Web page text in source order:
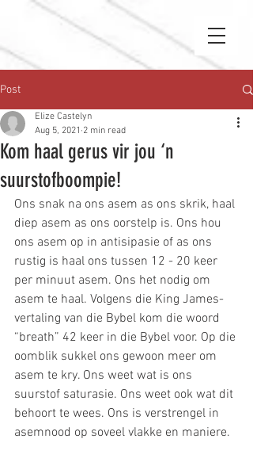
Post
Kom haal gerus vir jou ‘n
suurstofboompie!
Elize Castelyn
Aug 5, 2021 2 min read
Ons snak na ons asem as ons skrik, haal
diep asem as ons oorstelp is. Ons hou
ons asem op in antisipasie of as ons
rustig is haal ons tussen 12 - 20 keer
per minuut asem. Ons het nodig om
asem te haal. Volgens die King James-
vertaling van die Bybel kom die woord
“breath” 42 keer in die Bybel voor. Op die
oomblik sukkel ons gewoon meer om
asem te kry. Ons weet wat is ons
suurstof saturasie. Ons weet ook wat dit
behoort te wees. Ons is verstrengel in
asemnood op soveel vlakke en maniere.